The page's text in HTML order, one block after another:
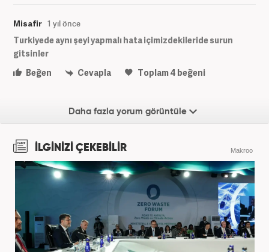
Misafir 1 yıl önce
Turkiyede aynı şeyi yapmalı hata içimizdekileride surun
gitsinler
Beğen
Cevapla Toplam4 beğeni
Daha fazla yorum görüntüle
İLGİNİZİ ÇEKEBİLİR Makroo